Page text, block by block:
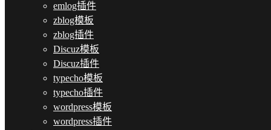
emlog插件
zblog模板
zblog插件
Discuz模板
Discuz插件
typecho模板
typecho插件
wordpress模板
wordpress插件